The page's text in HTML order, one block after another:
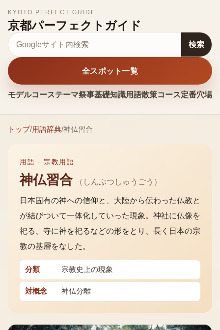
KYOTO PERFECT GUIDE
京都パーフェクトガイド
モデルコーステーマ祭事基礎知識用語散策コース定番穴場
サイト内検索
検索
全スポット一覧
トップ/用語辞典/神仏習合
用語 ·宗教用語
神仏習合 （ しんぶつしゅうごう ）
日本固有の神への信仰と、大陸から伝わった仏教と
が結びついて一体化していった現象。神社に仏像を
祀る、寺に神を祀るなどの形をとり、長く日本の宗
教の基層をなした。
分類 宗教史上の現象
対概念 神仏分離